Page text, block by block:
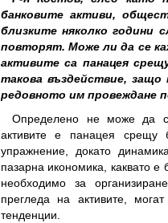
банковите активи,
близките няколко години
повторят. Може ли да се
активите са панацея
такова въздействие, защо
редовното им провеждане
Определено не може да
активите е панацея
упражнение, докато
пазарна икономика, каквато е
необходимо за
прегледа на активите,
тенденции.